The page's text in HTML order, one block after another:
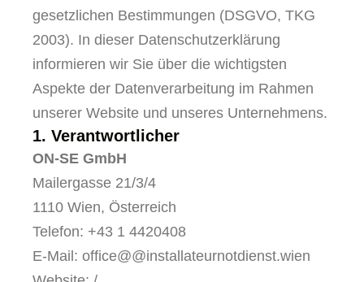
gesetzlichen Bestimmungen (DSGVO, TKG
2003). In dieser Datenschutzerklärung
informieren wir Sie über die wichtigsten
Aspekte der Datenverarbeitung im Rahmen
unserer Website und unseres Unternehmens.
1. Verantwortlicher
ON-SE GmbH
Mailergasse 21/3/4
1110 Wien, Österreich
Telefon: +43 1 4420408
E-Mail: office@@installateurnotdienst.wien